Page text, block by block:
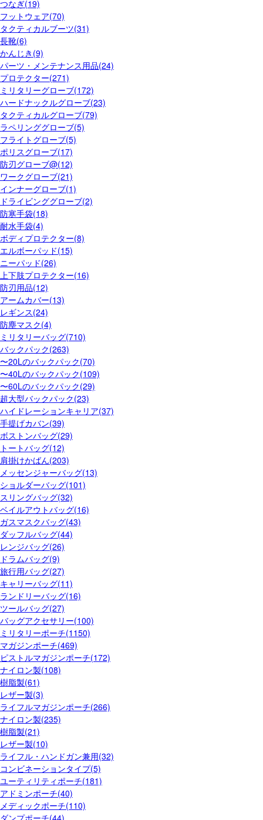
つなぎ(19)
フットウェア(70)
タクティカルブーツ(31)
長靴(6)
かんじき(9)
パーツ・メンテナンス用品(24)
プロテクター(271)
ミリタリーグローブ(172)
ハードナックルグローブ(23)
タクティカルグローブ(79)
ラペリンググローブ(5)
フライトグローブ(5)
ポリスグローブ(17)
防刃グローブ@(12)
ワークグローブ(21)
インナーグローブ(1)
ドライビンググローブ(2)
防寒手袋(18)
耐水手袋(4)
ボディプロテクター(8)
エルボーパッド(15)
ニーパッド(26)
上下肢プロテクター(16)
防刃用品(12)
アームカバー(13)
レギンス(24)
防塵マスク(4)
ミリタリーバッグ(710)
バックパック(263)
〜20Lのバックパック(70)
〜40Lのバックパック(109)
〜60Lのバックパック(29)
超大型バックパック(23)
ハイドレーションキャリア(37)
手提げカバン(39)
ボストンバッグ(29)
トートバッグ(12)
肩掛けかばん(203)
メッセンジャーバッグ(13)
ショルダーバッグ(101)
スリングバッグ(32)
ベイルアウトバッグ(16)
ガスマスクバッグ(43)
ダッフルバッグ(44)
レンジバッグ(26)
ドラムバッグ(9)
旅行用バッグ(27)
キャリーバッグ(11)
ランドリーバッグ(16)
ツールバッグ(27)
バッグアクセサリー(100)
ミリタリーポーチ(1150)
マガジンポーチ(469)
ピストルマガジンポーチ(172)
ナイロン製(108)
樹脂製(61)
レザー製(3)
ライフルマガジンポーチ(266)
ナイロン製(235)
樹脂製(21)
レザー製(10)
ライフル・ハンドガン兼用(32)
コンビネーションタイプ(5)
ユーティリティポーチ(181)
アドミンポーチ(40)
メディックポーチ(110)